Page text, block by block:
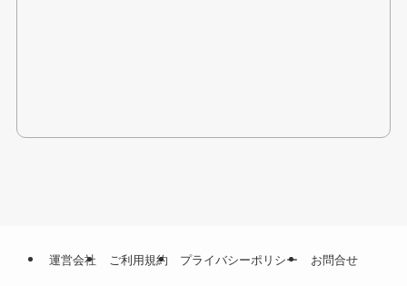
運営会社 ご利用規約 プライバシーポリシー お問合せ